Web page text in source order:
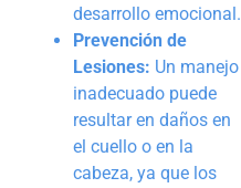
desarrollo emocional.
Prevención de
Lesiones: Un manejo
inadecuado puede
resultar en daños en
el cuello o en la
cabeza, ya que los